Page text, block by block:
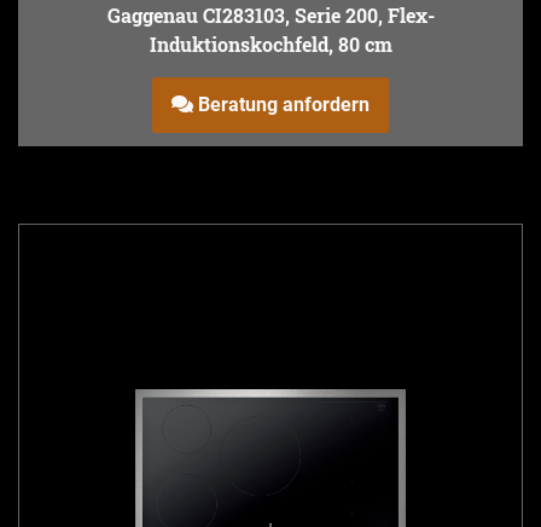
Gaggenau CI283103, Serie 200, Flex-
Induktionskochfeld, 80 cm
Beratung anfordern